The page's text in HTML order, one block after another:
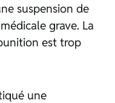
suspension de
grave. La
est trop
une